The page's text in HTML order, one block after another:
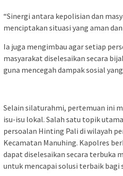
“Sinergi antara kepolisian dan
menciptakan situasi yang aman
Ia juga mengimbau agar setiap
masyarakat diselesaikan secara
guna mencegah dampak sosial
Selain silaturahmi, pertemuan ini
isu-isu lokal. Salah satu topik
persoalan Hinting Pali di wilayah
Kecamatan Manuhing. Kapolres
dapat diselesaikan secara terbuka
untuk mencapai solusi terbaik bagi